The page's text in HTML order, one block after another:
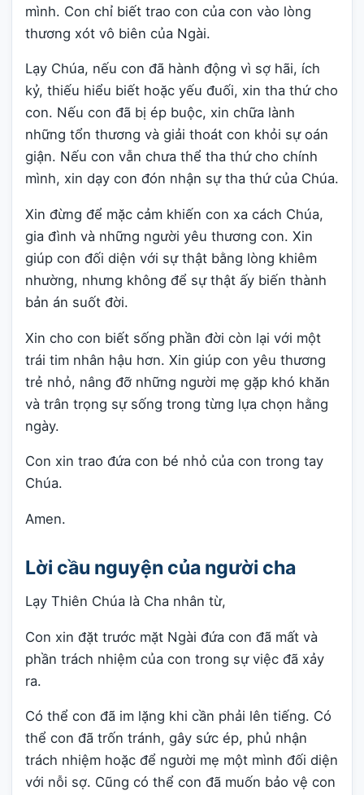
mình. Con chỉ biết trao con của con vào lòng
thương xót vô biên của Ngài.
Lạy Chúa, nếu con đã hành động vì sợ hãi, ích
kỷ, thiếu hiểu biết hoặc yếu đuối, xin tha thứ cho
con. Nếu con đã bị ép buộc, xin chữa lành
những tổn thương và giải thoát con khỏi sự oán
giận. Nếu con vẫn chưa thể tha thứ cho chính
mình, xin dạy con đón nhận sự tha thứ của Chúa.
Xin đừng để mặc cảm khiến con xa cách Chúa,
gia đình và những người yêu thương con. Xin
giúp con đối diện với sự thật bằng lòng khiêm
nhường, nhưng không để sự thật ấy biến thành
bản án suốt đời.
Xin cho con biết sống phần đời còn lại với một
trái tim nhân hậu hơn. Xin giúp con yêu thương
trẻ nhỏ, nâng đỡ những người mẹ gặp khó khăn
và trân trọng sự sống trong từng lựa chọn hằng
ngày.
Con xin trao đứa con bé nhỏ của con trong tay
Chúa.
Amen.
Lời cầu nguyện của người cha
Lạy Thiên Chúa là Cha nhân từ,
Con xin đặt trước mặt Ngài đứa con đã mất và
phần trách nhiệm của con trong sự việc đã xảy
ra.
Có thể con đã im lặng khi cần phải lên tiếng. Có
thể con đã trốn tránh, gây sức ép, phủ nhận
trách nhiệm hoặc để người mẹ một mình đối diện
với nỗi sợ. Cũng có thể con đã muốn bảo vệ con